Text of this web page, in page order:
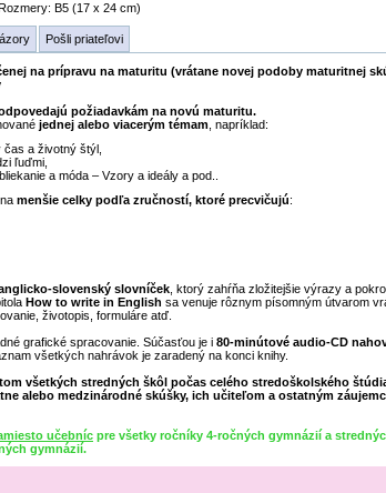
B5 (17 x 24 cm)
Pošli priateľovi
na prípravu na maturitu (vrátane novej podoby maturitnej
požiadavkám na novú maturitu.
jednej alebo viacerým témam , napríklad:
a životný štýl,
ľuďmi,
a móda – Vzory a ideály a pod..
menšie celky podľa zručností, ktoré precvičujú:
slovenský slovníček , ktorý zahŕňa zložitejšie výrazy a
How to write in English sa venuje rôznym písomným útvarom
životopis, formuláre atď.
grafické spracovanie. Súčasťou je i 80-minútové audio-CD
všetkých nahrávok je zaradený na konci knihy.
všetkých stredných škôl počas celého stredoškolského
alebo medzinárodné skúšky, ich učiteľom a ostatným
učebníc pre všetky ročníky 4-ročných gymnázií a
gymnázií.